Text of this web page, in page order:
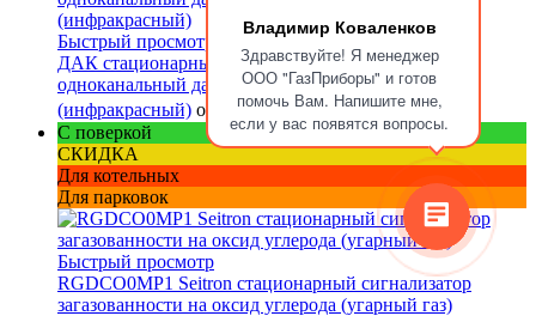
Владимир Коваленков
Здравствуйте! Я менеджер
ООО "ГазПриборы" и готов
помочь Вам. Напишите мне,
если у вас появятся вопросы.
Быстрый просмотр
ДАК стационарный взрывозащищенный
одноканальный датчик-газоанализатор оптический
(инфракрасный) от 130 310 ₽/ шт
с НДС (22%)
С поверкой
СКИДКА
Для котельных
Для парковок
Быстрый просмотр
RGDCO0MP1 Seitron стационарный сигнализатор
загазованности на оксид углерода (угарный газ)